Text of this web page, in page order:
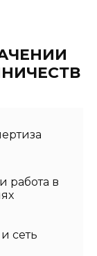
работа в
сеть